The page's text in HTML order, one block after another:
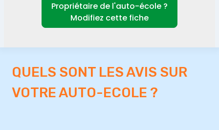
Propriétaire de l'auto-école ?
Modifiez cette fiche
QUELS SONT LES AVIS SUR
VOTRE AUTO-ECOLE ?